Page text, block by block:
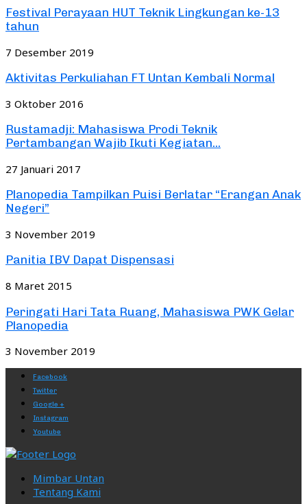
Festival Perayaan HUT Teknik Lingkungan ke-13
tahun
7 Desember 2019
Aktivitas Perkuliahan FT Untan Kembali Normal
3 Oktober 2016
Rustamadji: Mahasiswa Prodi Teknik
Pertambangan Wajib Ikuti Kegiatan...
27 Januari 2017
Planopedia Tampilkan Puisi Berlatar “Erangan Anak
Negeri”
3 November 2019
Panitia IBV Dapat Dispensasi
8 Maret 2015
Peringati Hari Tata Ruang, Mahasiswa PWK Gelar
Planopedia
3 November 2019
Facebook
Twitter
Google +
Instagram
Youtube
Mimbar Untan
Tentang Kami